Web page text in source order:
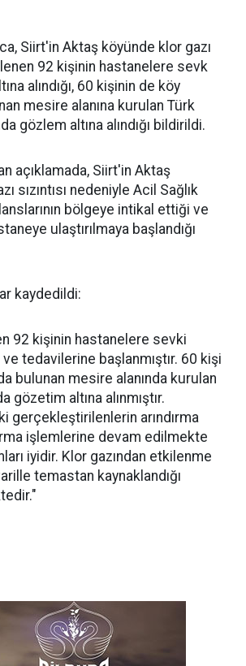
Siirt'in Aktaş köyünde klor gazı
92 kişinin hastanelere sevk
alındığı, 60 kişinin de köy
mesire alanına kurulan Türk
gözlem altına alındığı bildirildi.
açıklamada, Siirt'in Aktaş
sızıntısı nedeniyle Acil Sağlık
bölgeye intikal ettiği ve
ulaştırılmaya başlandığı
kaydedildi:
92 kişinin hastanelere sevki
tedavilerine başlanmıştır. 60 kişi
bulunan mesire alanında kurulan
gözetim altına alınmıştır.
gerçekleştirilenlerin arındırma
işlemlerine devam edilmekte
iyidir. Klor gazından etkilenme
temastan kaynaklandığı